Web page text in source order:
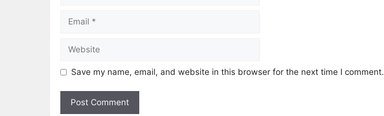
Save my name, email, and website in this browser for the next time I comment.